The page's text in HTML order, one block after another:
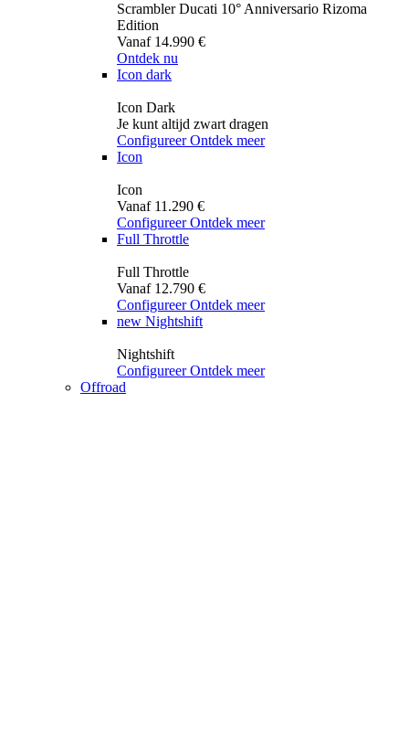
Scrambler Ducati 10° Anniversario Rizoma
Edition
Vanaf 14.990 €
Ontdek nu
Icon dark
Icon Dark
Je kunt altijd zwart dragen
Configureer Ontdek meer
Icon
Icon
Vanaf 11.290 €
Configureer Ontdek meer
Full Throttle
Full Throttle
Vanaf 12.790 €
Configureer Ontdek meer
new Nightshift
Nightshift
Configureer Ontdek meer
Offroad